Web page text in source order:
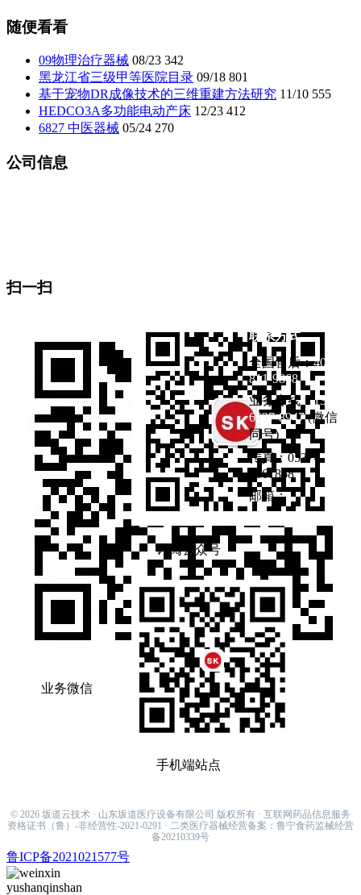
随便看看
09物理治疗器械 08/23 342
黑龙江省三级甲等医院目录 09/18 801
基于宠物DR成像技术的三维重建方法研究 11/10 555
HEDCO3A多功能电动产床 12/23 412
6827 中医器械 05/24 270
公司信息
扫一扫
业务微信
订阅公众号
手机端站点
联系方式
全国售后：400-
811-9868
业务专线：133-
6537-8947(微信
同号)
传真：0537-
4661868
邮箱：
© 2026 坂道云技术 · 山东坂道医疗设备有限公司 版权所有 · 互联网药品信息服务
资格证书（鲁）-非经营性-2021-0291 · 二类医疗器械经营备案：鲁宁食药监械经营
备20210339号
鲁ICP备2021021577号
yushanqinshan